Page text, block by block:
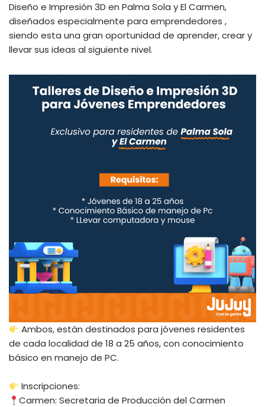
Diseño e Impresión 3D en Palma Sola y El Carmen,
diseñados especialmente para emprendedores ,
siendo esta una gran oportunidad de aprender, crear y
llevar sus ideas al siguiente nivel.
Ambos, están destinados para jóvenes residentes
de cada localidad de 18 a 25 años, con conocimiento
básico en manejo de PC.
Inscripciones:
Carmen: Secretaria de Producción del Carmen